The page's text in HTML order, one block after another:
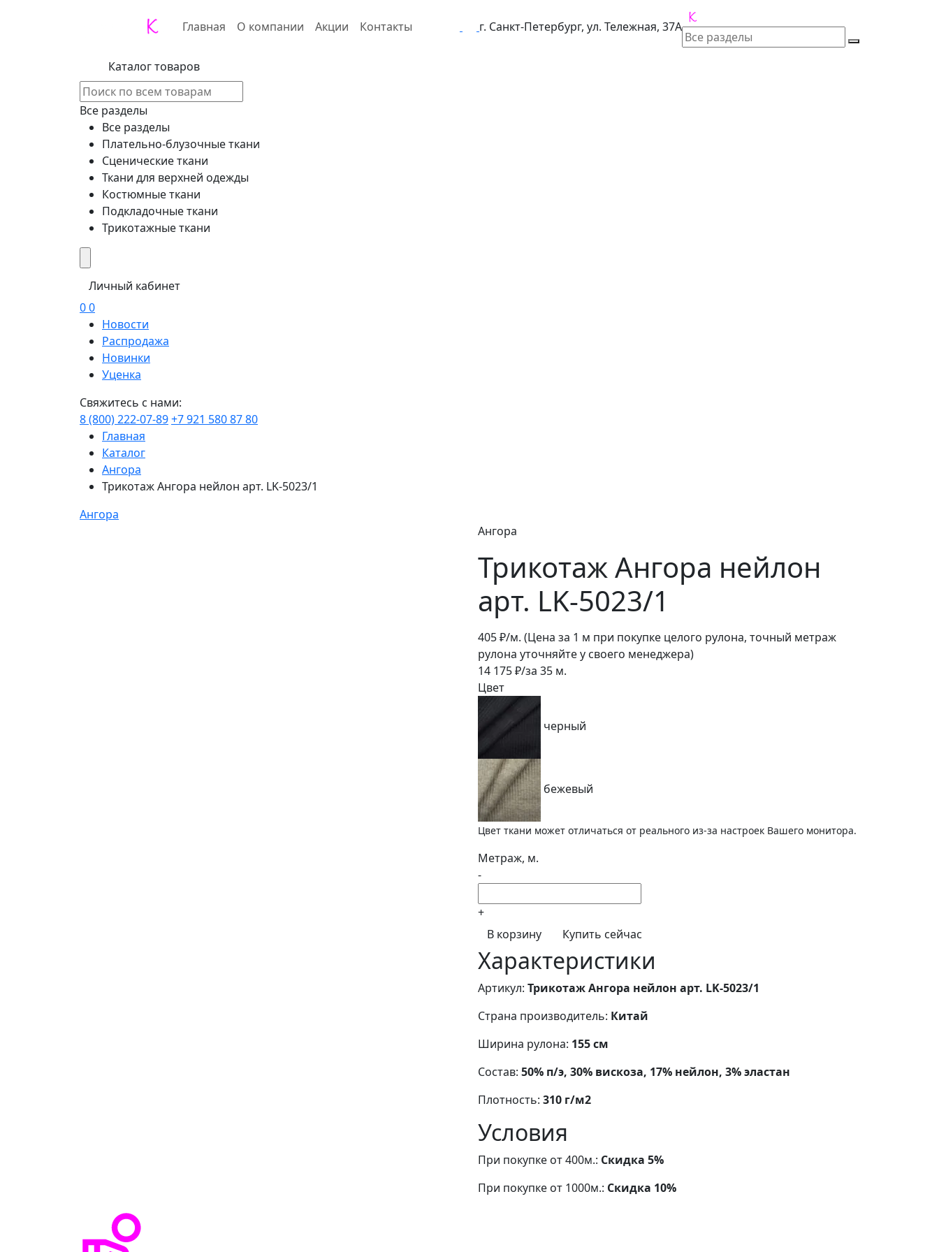
Главная О компании Акции Контакты г. Санкт-Петербург, ул. Тележная, 37А
Каталог товаров
Все разделы
Все разделы
Плательно-блузочные ткани
Сценические ткани
Ткани для верхней одежды
Костюмные ткани
Подкладочные ткани
Трикотажные ткани
Личный кабинет
00
Новости
Распродажа
Новинки
Уценка
Свяжитесь с нами:
8 (800) 222-07-89+7 921 580 87 80
Главная
Каталог
Ангора
Трикотаж Ангора нейлон арт. LK-5023/1
Ангора
Ангора
Трикотаж Ангора нейлон
арт. LK-5023/1
405₽/м. (Цена за 1 м при покупке целого рулона, точный метраж
рулона уточняйте у своего менеджера)
14 175₽/за 35 м.
Цвет
черный
бежевый
Цвет ткани может отличаться от реального из-за настроек Вашего монитора.
Метраж, м.
-
+
В корзину
Купить сейчас
Характеристики
Артикул: Трикотаж Ангора нейлон арт. LK-5023/1
Страна производитель: Китай
Ширина рулона: 155 см
Состав: 50% п/э, 30% вискоза, 17% нейлон, 3% эластан
Плотность: 310 г/м2
Условия
При покупке от 400м.: Скидка 5%
При покупке от 1000м.: Скидка 10%